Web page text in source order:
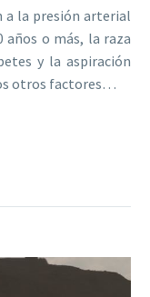
a la presión arterial
años o más, la raza
y la aspiración
otros factores…